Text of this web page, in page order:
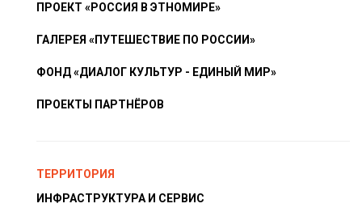
ПРОЕКТ «РОССИЯ В ЭТНОМИРЕ»
ГАЛЕРЕЯ «ПУТЕШЕСТВИЕ ПО РОССИИ»
ФОНД «ДИАЛОГ КУЛЬТУР - ЕДИНЫЙ МИР»
ПРОЕКТЫ ПАРТНЁРОВ
ТЕРРИТОРИЯ
ИНФРАСТРУКТУРА И СЕРВИС